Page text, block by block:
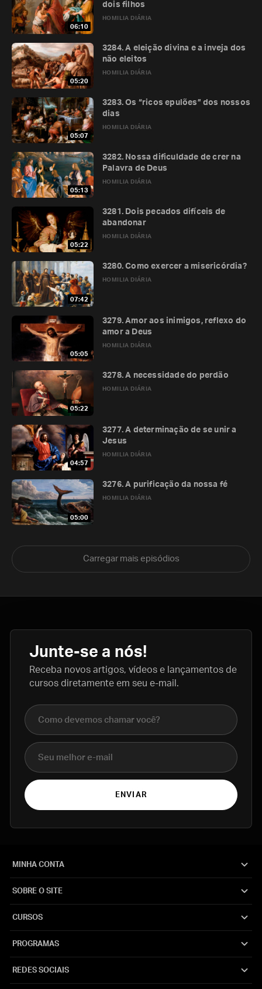
06:10
HOMILIA DIÁRIA
dois filhos
05:20
HOMILIA DIÁRIA
3284. A eleição divina e a inveja dos
não eleitos
05:07
HOMILIA DIÁRIA
3283. Os “ricos epulões” dos nossos
dias
05:13
HOMILIA DIÁRIA
3282. Nossa dificuldade de crer na
Palavra de Deus
05:22
HOMILIA DIÁRIA
3281. Dois pecados difíceis de
abandonar
07:42
HOMILIA DIÁRIA
3280. Como exercer a misericórdia?
05:05
HOMILIA DIÁRIA
3279. Amor aos inimigos, reflexo do
amor a Deus
05:22
HOMILIA DIÁRIA
3278. A necessidade do perdão
04:57
HOMILIA DIÁRIA
3277. A determinação de se unir a
Jesus
05:00
HOMILIA DIÁRIA
3276. A purificação da nossa fé
Carregar mais episódios
Junte-se a nós!
Receba novos artigos, vídeos e lançamentos de
cursos diretamente em seu e-mail.
Nome completo
E-mail
ENVIAR
MINHA CONTA
SOBRE O SITE
CURSOS
PROGRAMAS
REDES SOCIAIS